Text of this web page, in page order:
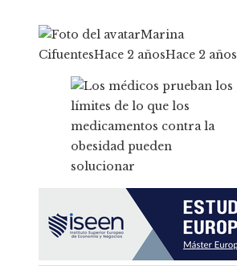
Marina
CifuentesHace 2 añosHace 2 años